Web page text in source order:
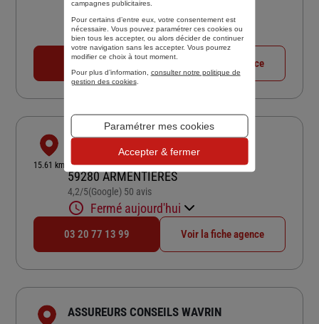
59113 SECLIN
4,5/5Note de 4.5 sur 5
(Google) 58 avis
Fermé aujourd'hui
03 20 90 10 09 Voir la fiche agence
15.61 km
GR ASSURANCES
33 RUE DE DUNKERQUE
59280 ARMENTIERES
4,2/5Note de 4.2 sur 5
(Google) 50 avis
Fermé aujourd'hui
03 20 77 13 99 Voir la fiche agence
ASSUREURS CONSEILS WAVRIN
campagnes publicitaires.
Pour certains d’entre eux, votre consentement est
nécessaire. Vous pouvez paramétrer ces cookies ou
bien tous les accepter, ou alors décider de continuer
votre navigation sans les accepter. Vous pourrez
modifier ce choix à tout moment.
Pour plus d’information, consulter notre politique de
gestion des cookies.
Paramétrer mes cookies
Accepter & fermer